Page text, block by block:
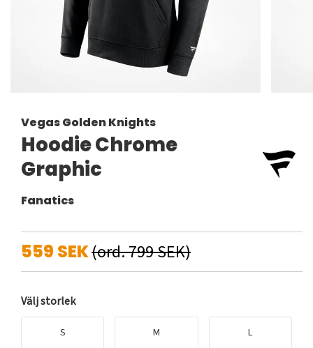
Vegas Golden Knights
Hoodie Chrome
Graphic
Fanatics
559 SEK(ord. 799 SEK)
Välj storlek
S M L